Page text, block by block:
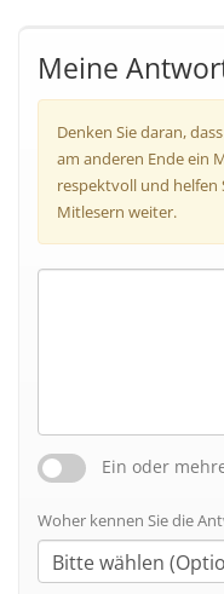
Meine
Denken Sie daran,
am anderen Ende ein
respektvoll und helfen
Mitlesern weiter.
Ein oder
Woher kennen Sie die